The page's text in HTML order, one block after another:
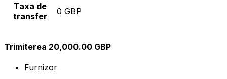
Taxa de
transfer
0 GBP
Trimiterea 20,000.00 GBP
Furnizor